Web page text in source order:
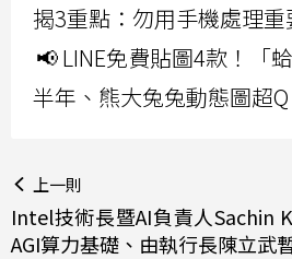
揭3重點：勿用手機處理
📢 LINE免費貼圖4款！「
半年、熊大兔兔動態圖超Q
上一則
Intel技術長暨AI負責人Sachin
AGI算力基礎、由執行長陳立武